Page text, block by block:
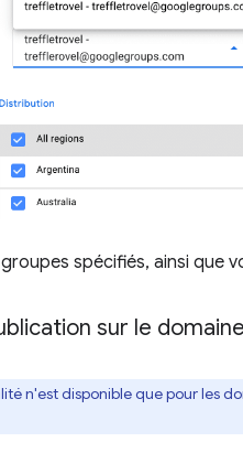
spécifiés, ainsi que
sur le domaine
n'est disponible que pour les